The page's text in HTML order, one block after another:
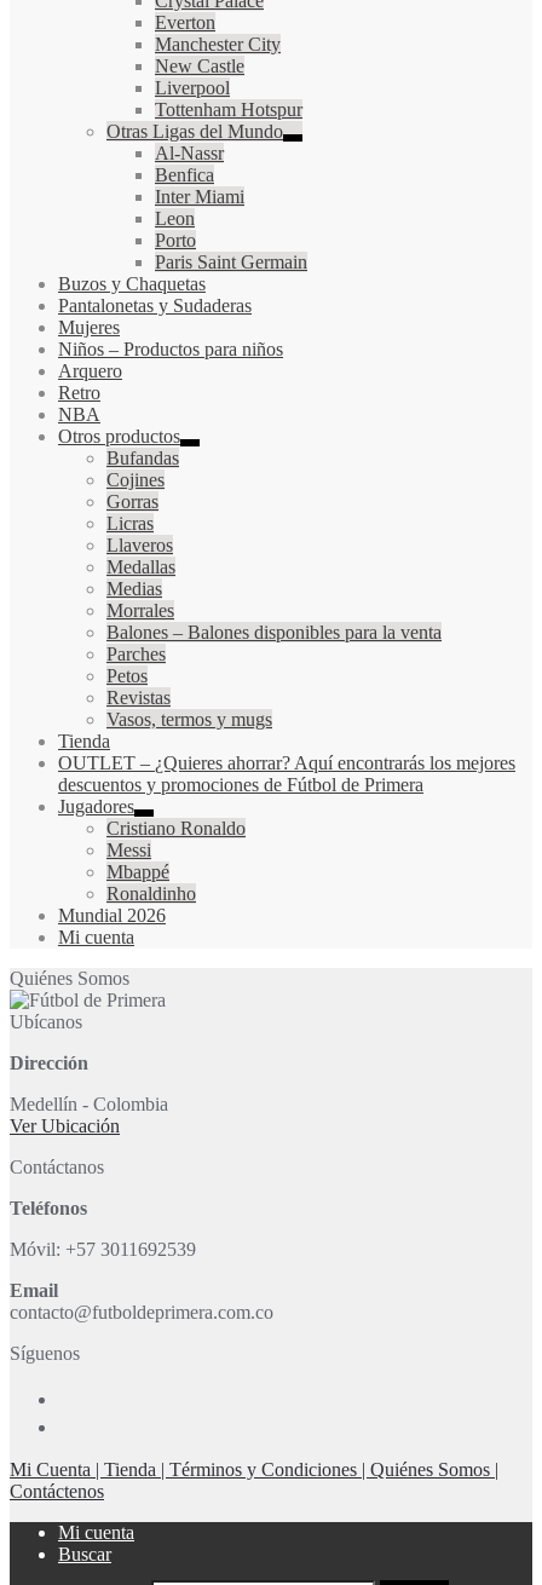
Everton
Manchester City
New Castle
Liverpool
Tottenham Hotspur
Otras Ligas del Mundo
Al-Nassr
Benfica
Inter Miami
Leon
Porto
Paris Saint Germain
Buzos y Chaquetas
Pantalonetas y Sudaderas
Mujeres
Niños – Productos para niños
Arquero
Retro
NBA
Otros productos
Bufandas
Cojines
Gorras
Licras
Llaveros
Medallas
Medias
Morrales
Balones – Balones disponibles para la venta
Parches
Petos
Revistas
Vasos, termos y mugs
Tienda
OUTLET – ¿Quieres ahorrar? Aquí encontrarás los mejores
descuentos y promociones de Fútbol de Primera
Jugadores
Cristiano Ronaldo
Messi
Mbappé
Ronaldinho
Mundial 2026
Mi cuenta
Quiénes Somos
Ubícanos
Dirección
Medellín - Colombia
Ver Ubicación
Contáctanos
Teléfonos
Móvil: +57 3011692539
Email
contacto@futboldeprimera.com.co
Síguenos
Mi Cuenta | Tienda | Términos y Condiciones | Quiénes Somos |
Contáctenos
Mi cuenta
Buscar